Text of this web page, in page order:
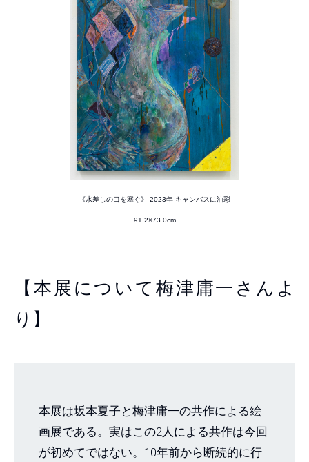
《水差しの口を塞ぐ》 2023年 キャンバスに油彩
91.2×73.0cm
【本展について梅津庸一さんよ
り】
本展は坂本夏子と梅津庸一の共作による絵
画展である。実はこの2人による共作は今回
が初めてではない。10年前から断続的に行